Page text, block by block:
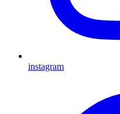
instagram